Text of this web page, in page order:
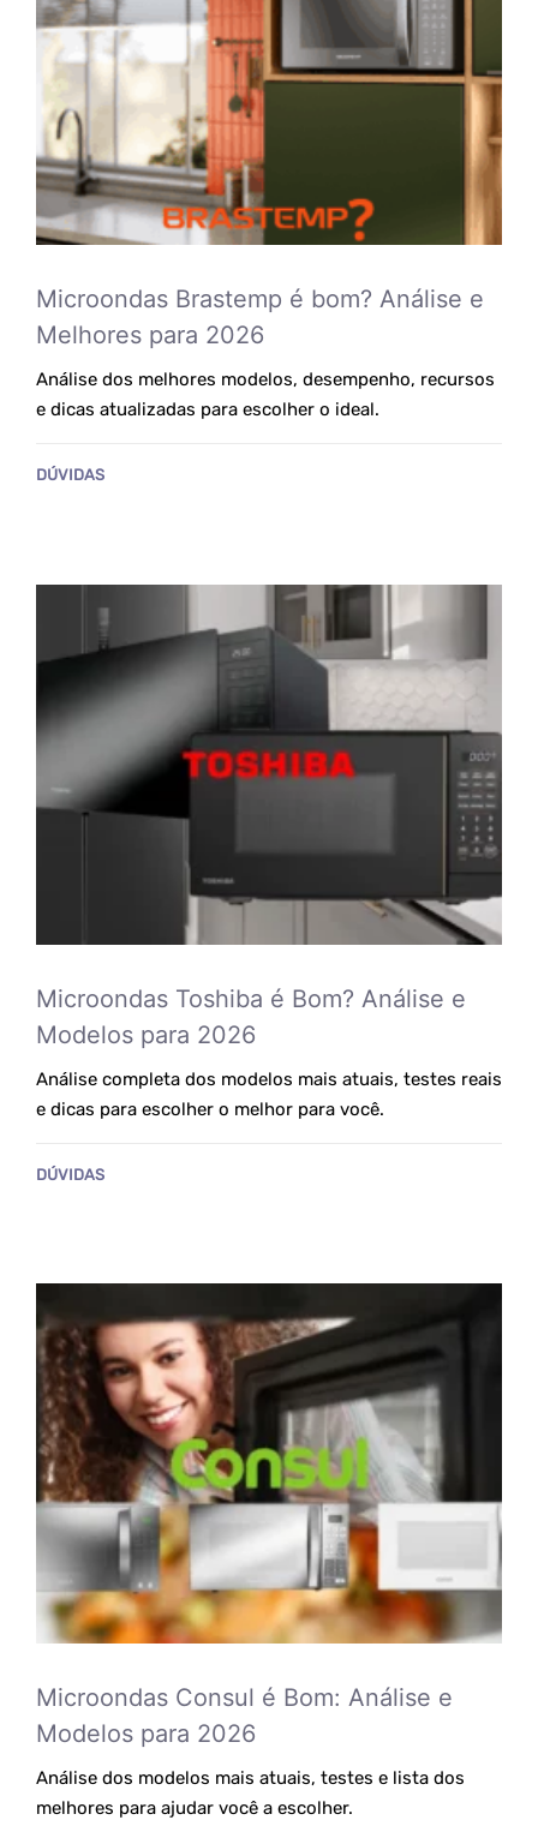
Microondas Brastemp é bom? Análise e
Melhores para 2026
Análise dos melhores modelos, desempenho, recursos
e dicas atualizadas para escolher o ideal.
DÚVIDAS
Microondas Toshiba é Bom? Análise e
Modelos para 2026
Análise completa dos modelos mais atuais, testes reais
e dicas para escolher o melhor para você.
DÚVIDAS
Microondas Consul é Bom: Análise e
Modelos para 2026
Análise dos modelos mais atuais, testes e lista dos
melhores para ajudar você a escolher.